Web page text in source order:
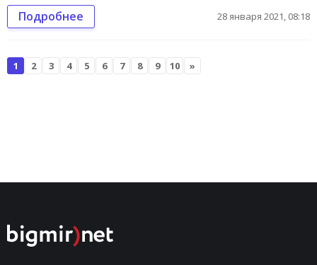
Подробнее 28 января 2021, 08:18
1 2 3 4 5 6 7 8 9 10 »